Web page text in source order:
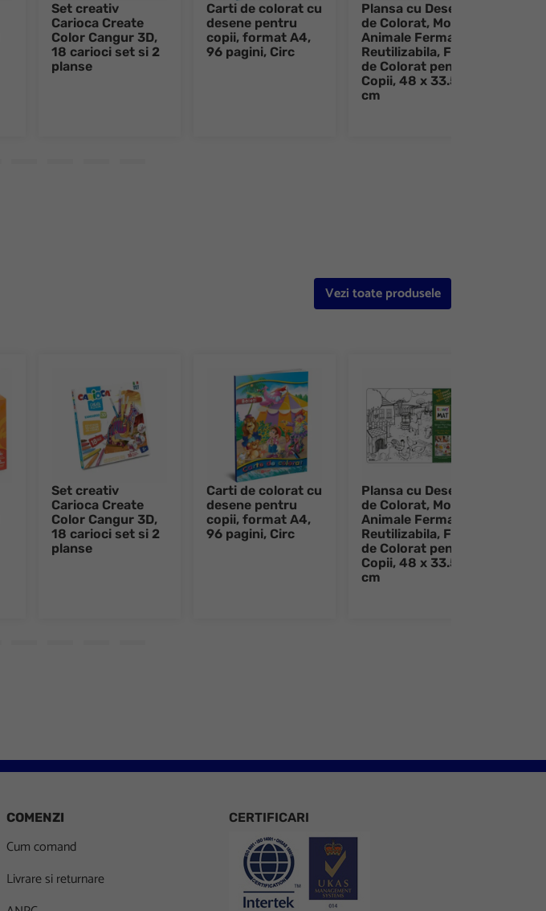
Set creativ
Carioca Create
Color Cangur 3D,
18 carioci set si 2
planse
Carti de colorat cu
desene pentru
copii, format A4,
96 pagini, Circ
Plansa cu Desene
de Colorat, Model
Animale Ferma,
Reutilizabila, Fise
de Colorat pentru
Copii, 48 x 33.5
cm
Vezi toate produsele
Set creativ
Carioca Create
Color Cangur 3D,
18 carioci set si 2
planse
Carti de colorat cu
desene pentru
copii, format A4,
96 pagini, Circ
Plansa cu Desene
de Colorat, Model
Animale Ferma,
Reutilizabila, Fise
de Colorat pentru
Copii, 48 x 33.5
cm
COMENZI
Cum comand
Livrare si returnare
CERTIFICARI